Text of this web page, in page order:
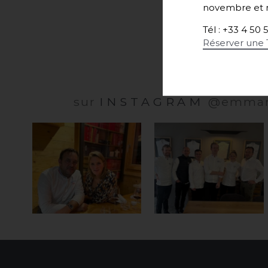
sur INSTAGRAM
novembre et
Tél : +33 4 50
Réserver une